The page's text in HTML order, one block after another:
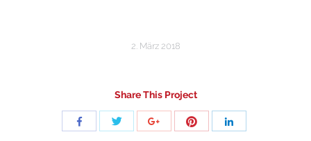
2. März 2018
Share This Project
Share
Share
Share
Share